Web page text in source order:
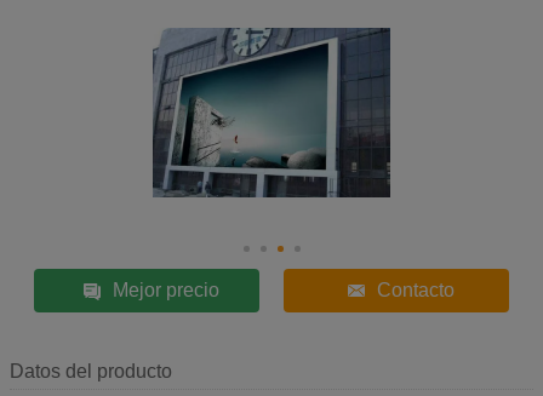
Mejor precio Contacto
Datos del producto